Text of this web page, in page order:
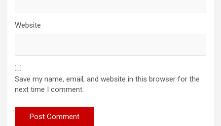
Website
Save my name, email, and website in this browser for the
next time I comment.